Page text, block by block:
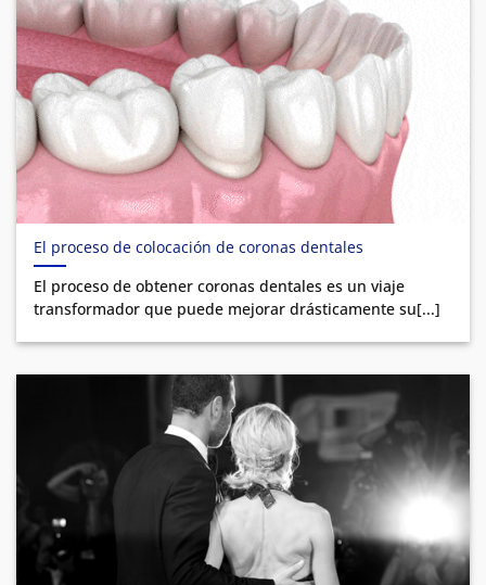
El proceso de colocación de coronas dentales
El proceso de obtener coronas dentales es un viaje
transformador que puede mejorar drásticamente su[...]